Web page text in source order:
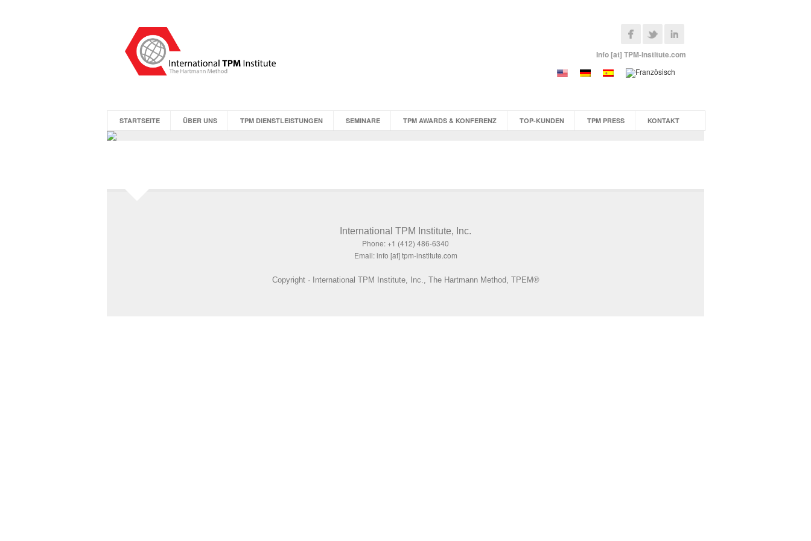
Info [at] TPM-Institute.com
STARTSEITE ÜBER UNS TPM DIENSTLEISTUNGEN SEMINARE TPM AWARDS & KONFERENZ TOP-KUNDEN TPM PRESS KONTAKT
International TPM Institute, Inc.
Phone: +1 (412) 486-6340
Email: info [at] tpm-institute.com
Copyright · International TPM Institute, Inc., The Hartmann Method, TPEM®